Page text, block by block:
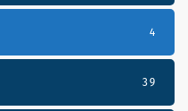
4
39